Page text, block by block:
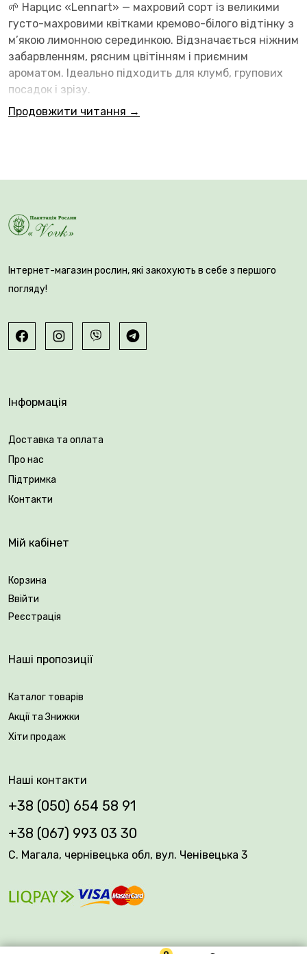
🌱 Нарцис «Lennart» — махровий сорт із великими
густо-махровими квітками кремово-білого відтінку з
м’якою лимонною серединкою. Відзначається ніжним
забарвленням, рясним цвітінням і приємним
ароматом. Ідеально підходить для клумб, групових
посадок і зрізу.
затінених ділянках із пухким, дренованим ґрунтом.
Цибулини висаджують на глибину 10–15 см із
полив у період росту та цвітіння. Після цвітіння
квітконоси видаляють, листя залишають до повного
природного відмирання. Підживлення проводять
Продовжити читання →
Інтернет-магазин рослин, які закохують в себе з першого
погляду!
Інформація
Доставка та оплата
Про нас
Підтримка
Контакти
Мій кабінет
Корзина
Ввійти
Реєстрація
Наші пропозиції
Каталог товарів
Акції та Знижки
Хіти продаж
Наші контакти
+38 (050) 654 58 91
+38 (067) 993 03 30
С. Магала, чернівецька обл, вул. Ченівецька 3